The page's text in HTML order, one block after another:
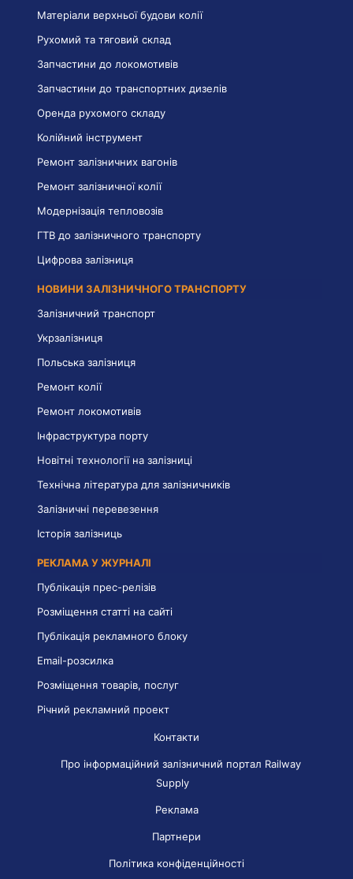
Матеріали верхньої будови колії
Рухомий та тяговий склад
Запчастини до локомотивів
Запчастини до транспортних дизелів
Оренда рухомого складу
Колійний інструмент
Ремонт залізничних вагонів
Ремонт залізничної колії
Модернізація тепловозів
ГТВ до залізничного транспорту
Цифрова залізниця
НОВИНИ ЗАЛІЗНИЧНОГО ТРАНСПОРТУ
Залізничний транспорт
Укрзалізниця
Польська залізниця
Ремонт колії
Ремонт локомотивів
Інфраструктура порту
Новітні технології на залізниці
Технічна література для залізничників
Залізничні перевезення
Історія залізниць
РЕКЛАМА У ЖУРНАЛІ
Публікація прес-релізів
Розміщення статті на сайті
Публікація рекламного блоку
Email-розсилка
Розміщення товарів, послуг
Річний рекламний проект
Контакти
Про інформаційний залізничний портал Railway
Supply
Реклама
Партнери
Політика конфіденційності